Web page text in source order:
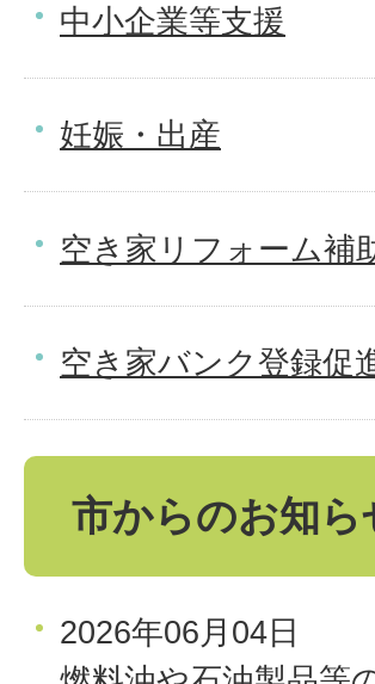
中小企業等支援
妊娠・出産
空き家リフォーム補
空き家バンク登録促
市からのお知ら
2026年06月04日